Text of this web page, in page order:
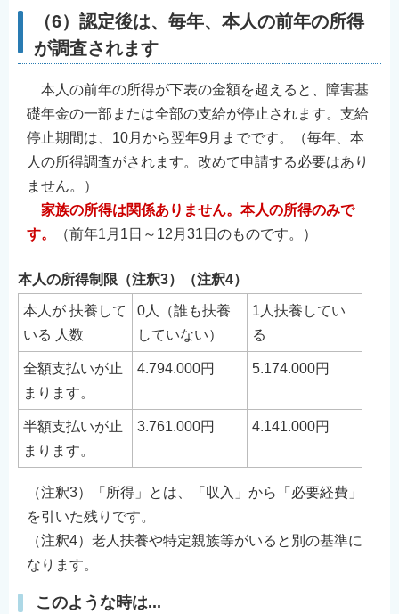
（6）認定後は、毎年、本人の前年の所得
が調査されます
本人の前年の所得が下表の金額を超えると、障害基
礎年金の一部または全部の支給が停止されます。支給
停止期間は、10月から翌年9月までです。（毎年、本
人の所得調査がされます。改めて申請する必要はあり
ません。）
家族の所得は関係ありません。本人の所得のみで
す。
（前年1月1日～12月31日のものです。）
本人の所得制限（注釈3）（注釈4）
本人が 扶養して
いる 人数
0人（誰も扶養
していない）
1人扶養してい
る
全額支払いが止
まります。
4.794.000円 5.174.000円
半額支払いが止
まります。
3.761.000円 4.141.000円
（注釈3）「所得」とは、「収入」から「必要経費」
を引いた残りです。
（注釈4）老人扶養や特定親族等がいると別の基準に
なります。
このような時は...